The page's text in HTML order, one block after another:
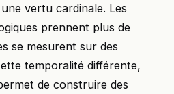
vertu cardinale. Les
prennent plus de
se mesurent sur des
temporalité différente,
de construire des